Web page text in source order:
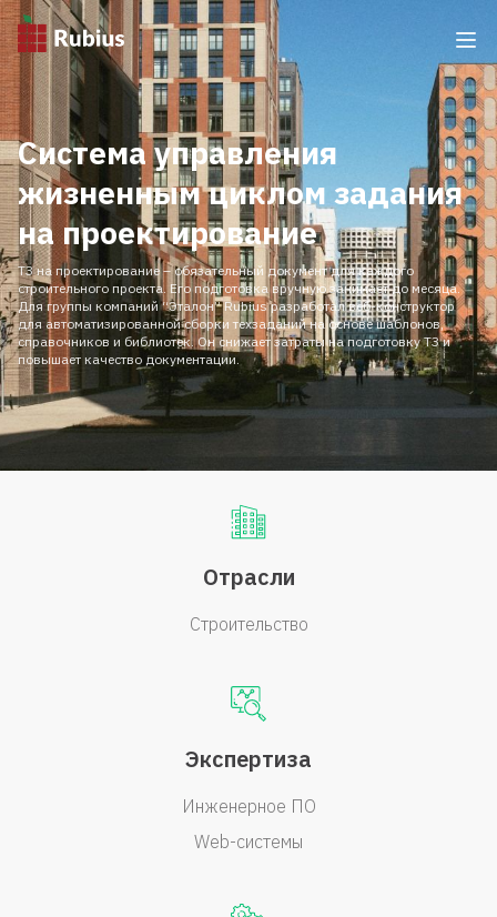
Система управления
жизненным циклом задания
на проектирование
ТЗ на проектирование – обязательный документ для каждого
строительного проекта. Его подготовка вручную занимает до месяца.
Для группы компаний “Эталон” Rubius разработал веб-конструктор
для автоматизированной сборки техзаданий на основе шаблонов,
справочников и библиотек. Он снижает затраты на подготовку ТЗ и
повышает качество документации.
Отрасли
Строительство
Экспертиза
Инженерное ПО
Web-системы